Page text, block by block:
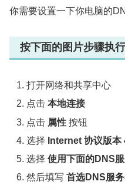
你需要设置一下你电脑的
按下面的图片步骤执行
打开网络和共享中心
点击本地连接
点击 属性 按钮
选择 Internet 协议版本
选择使用下面的DNS
然后填写首选DNS服